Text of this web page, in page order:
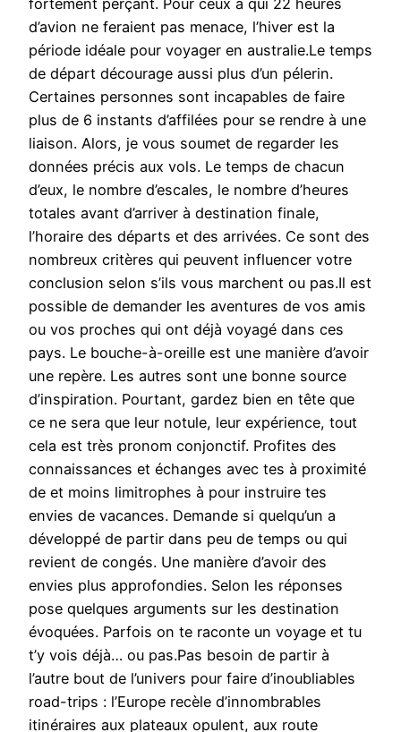
fortement perçant. Pour ceux à qui 22 heures
d’avion ne feraient pas menace, l’hiver est la
période idéale pour voyager en australie.Le temps
de départ décourage aussi plus d’un pélerin.
Certaines personnes sont incapables de faire
plus de 6 instants d’affilées pour se rendre à une
liaison. Alors, je vous soumet de regarder les
données précis aux vols. Le temps de chacun
d’eux, le nombre d’escales, le nombre d’heures
totales avant d’arriver à destination finale,
l’horaire des départs et des arrivées. Ce sont des
nombreux critères qui peuvent influencer votre
conclusion selon s’ils vous marchent ou pas.Il est
possible de demander les aventures de vos amis
ou vos proches qui ont déjà voyagé dans ces
pays. Le bouche-à-oreille est une manière d’avoir
une repère. Les autres sont une bonne source
d’inspiration. Pourtant, gardez bien en tête que
ce ne sera que leur notule, leur expérience, tout
cela est très pronom conjonctif. Profites des
connaissances et échanges avec tes à proximité
de et moins limitrophes à pour instruire tes
envies de vacances. Demande si quelqu’un a
développé de partir dans peu de temps ou qui
revient de congés. Une manière d’avoir des
envies plus approfondies. Selon les réponses
pose quelques arguments sur les destination
évoquées. Parfois on te raconte un voyage et tu
t’y vois déjà… ou pas.Pas besoin de partir à
l’autre bout de l’univers pour faire d’inoubliables
road-trips : l’Europe recèle d’innombrables
itinéraires aux plateaux opulent, aux route